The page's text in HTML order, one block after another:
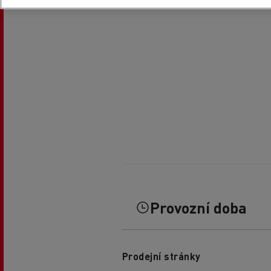
Provozní doba
Prodejní stránky